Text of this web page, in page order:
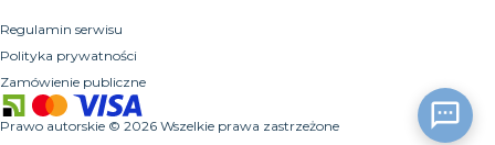
Regulamin serwisu
Polityka prywatności
Zamówienie publiczne
Prawo autorskie © 2026 Wszelkie prawa zastrzeżone